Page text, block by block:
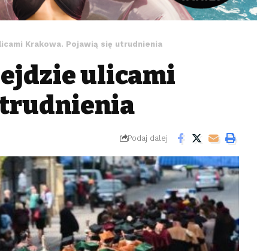
Krakowa. Pojawią się utrudnienia
ulicami
Podaj dalej